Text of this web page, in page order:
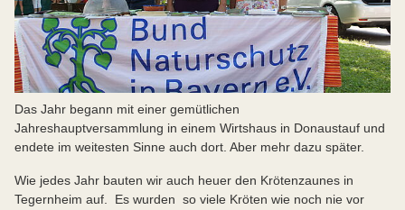
Das Jahr begann mit einer gemütlichen
Jahreshauptversammlung in einem Wirtshaus in Donaustauf und
endete im weitesten Sinne auch dort. Aber mehr dazu später.
Wie jedes Jahr bauten wir auch heuer den Krötenzaunes in
Tegernheim auf. Es wurden so viele Kröten wie noch nie vor